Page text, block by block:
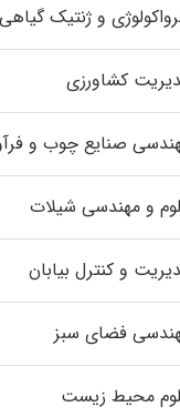
و ژنتیک گیاهی
کشاورزی
صنایع چوب و
و مهندسی شیلات
و کنترل بیابان
فضای سبز
محیط‌ زیست